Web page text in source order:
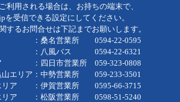
利用される場合は、お持ちの端末で、
受信できる設定にしてください。
するお問合せは下記までお願いします。
：桑名営業所 0594-22-0595
ス 0594-22-6321
：四日市営業所 059-323-0808
エリア：中勢営業所 059-233-3501
リア ：伊賀営業所 0595-66-3715
リア ：松阪営業所 0598-51-5240